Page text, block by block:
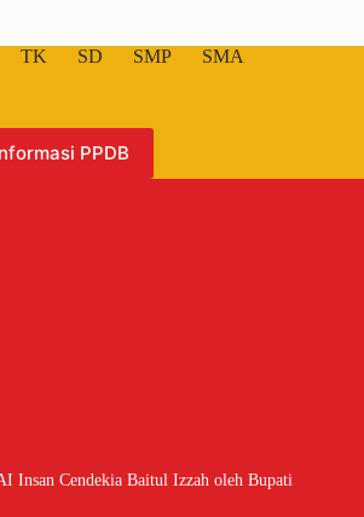
TK SD SMP SMA
PPDB
Insan Cendekia Baitul Izzah oleh Bupati